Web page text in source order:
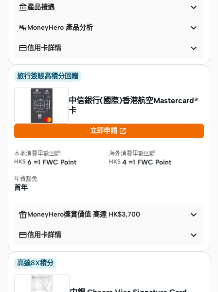
產品禮遇 
MoneyHero 產品分析 
信用卡詳情 
旅行簽賬高積分回贈
中信銀行(國際)香港航空Mastercard®
卡
立即申請 
本地消費里數回贈
HK$ 6 =1 FWC Point
海外消費里數回贈
HK$ 4 =1 FWC Point
年費豁免
首年
MoneyHero獎賞價值 高達 HK$3,700 
信用卡詳情 
高達8X積分